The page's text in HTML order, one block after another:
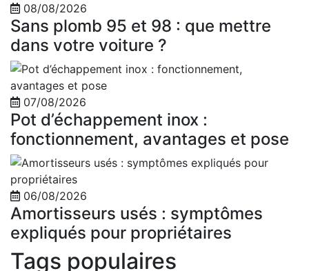
08/08/2026
Sans plomb 95 et 98 : que mettre
dans votre voiture ?
07/08/2026
Pot d’échappement inox :
fonctionnement, avantages et pose
06/08/2026
Amortisseurs usés : symptômes
expliqués pour propriétaires
Tags populaires